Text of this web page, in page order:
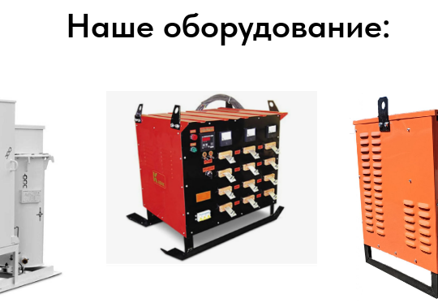
Наше оборудование: